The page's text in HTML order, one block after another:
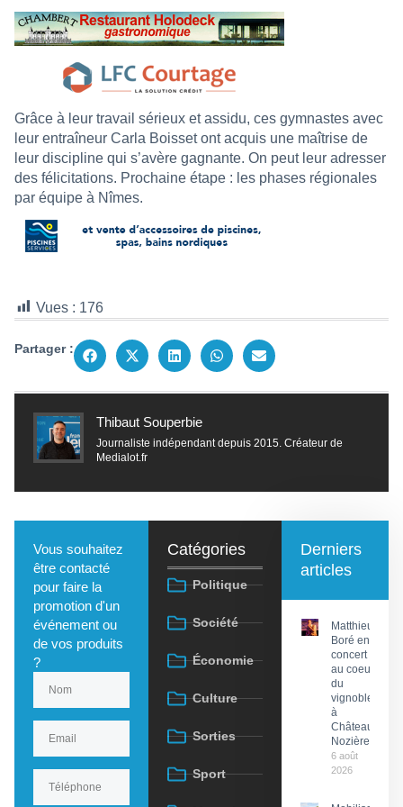
Grâce à leur travail sérieux et assidu, ces gymnastes avec
leur entraîneur Carla Boisset ont acquis une maîtrise de
leur discipline qui s’avère gagnante. On peut leur adresser
des félicitations. Prochaine étape : les phases régionales
par équipe à Nîmes.
Vues : 176
Partager :
Thibaut Souperbie
Journaliste indépendant depuis 2015. Créateur de
Medialot.fr
Vous souhaitez
être contacté
pour faire la
promotion d'un
événement ou
de vos produits
?
Catégories
Politique
Société
Économie
Culture
Sorties
Sport
Derniers
articles
Matthieu
Boré en
concert
au coeur
du
vignoble
à
Château
Nozières
6 août
2026